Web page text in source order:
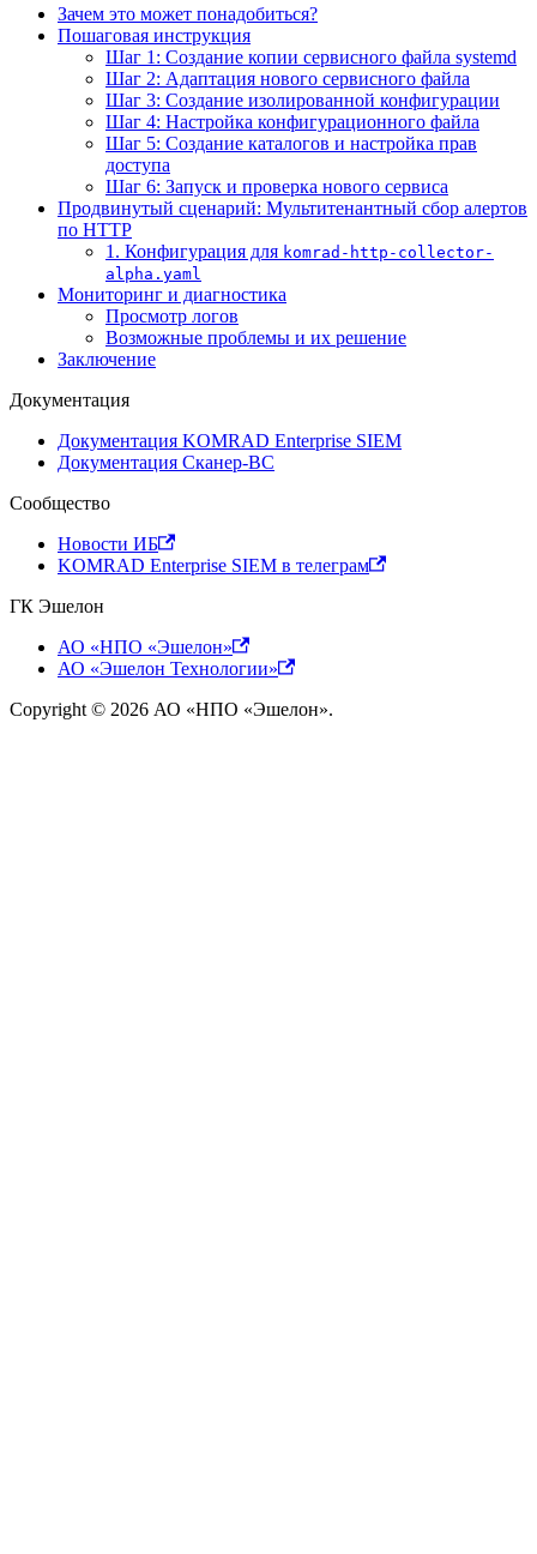
Зачем это может понадобиться?
Пошаговая инструкция
Шаг 1: Создание копии сервисного файла systemd
Шаг 2: Адаптация нового сервисного файла
Шаг 3: Создание изолированной конфигурации
Шаг 4: Настройка конфигурационного файла
Шаг 5: Создание каталогов и настройка прав
доступа
Шаг 6: Запуск и проверка нового сервиса
Продвинутый сценарий: Мультитенантный сбор алертов
по HTTP
1. Конфигурация для komrad-http-collector-
alpha.yaml
Мониторинг и диагностика
Просмотр логов
Возможные проблемы и их решение
Заключение
Документация
Документация KOMRAD Enterprise SIEM
Документация Сканер-ВС
Сообщество
Новости ИБ
KOMRAD Enterprise SIEM в телеграм
ГК Эшелон
АО «НПО «Эшелон»
АО «Эшелон Технологии»
Copyright © 2026 АО «НПО «Эшелон».